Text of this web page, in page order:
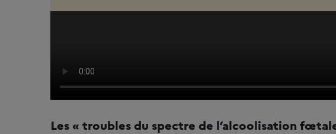
Les « troubles du spectre de l’alcoolisation